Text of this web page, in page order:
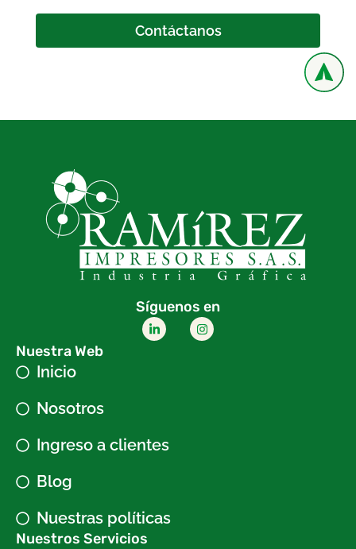
Contáctanos
Síguenos en
Nuestra Web
Inicio
Nosotros
Ingreso a clientes
Blog
Nuestras políticas
Nuestros Servicios